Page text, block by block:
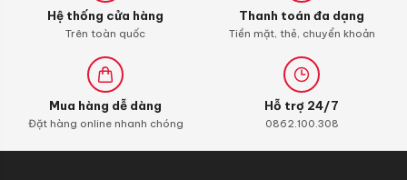
Hệ thống cửa hàng
Trên toàn quốc
Thanh toán đa dạng
Tiền mặt, thẻ, chuyển khoản
Mua hàng dễ dàng
Đặt hàng online nhanh chóng
Hỗ trợ 24/7
0862.100.308